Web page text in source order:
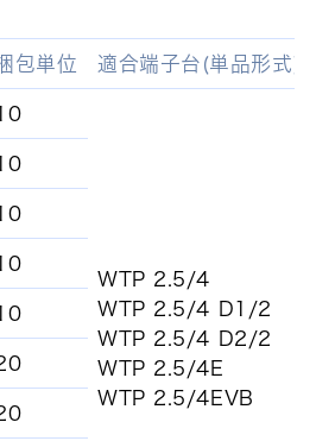
包単位 適合端子台(単品形式)
WTP 2.5/4
WTP 2.5/4 D1/2
WTP 2.5/4 D2/2
WTP 2.5/4E
WTP 2.5/4EVB